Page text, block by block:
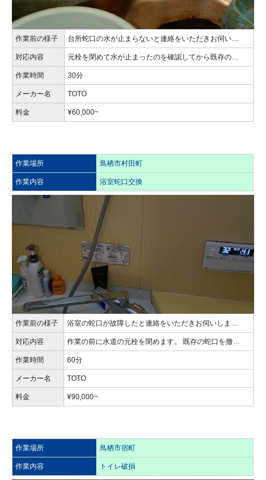
作業前の様子 台所蛇口の水が止まらないと連絡をいただきお伺い…
対応内容 元栓を閉めて水が止まったのを確認してから既存の…
作業時間 30分
メーカー名 TOTO
料金 ¥60,000~
作業場所 鳥栖市村田町
作業内容 浴室蛇口交換
作業前の様子 浴室の蛇口が故障したと連絡をいただきお伺いしま…
対応内容 作業の前に水道の元栓を閉めます。 既存の蛇口を撤…
作業時間 60分
メーカー名 TOTO
料金 ¥90,000~
作業場所 鳥栖市宿町
作業内容 トイレ破損